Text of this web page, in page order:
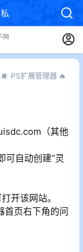
政策
PS扩展管理器 🔥
（其他
可自动创建“灵
开该网站。
首页右下角的问